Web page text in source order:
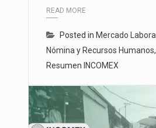
READ MORE
Posted in Mercado Laboral
Nómina y Recursos Humanos,
Resumen INCOMEX